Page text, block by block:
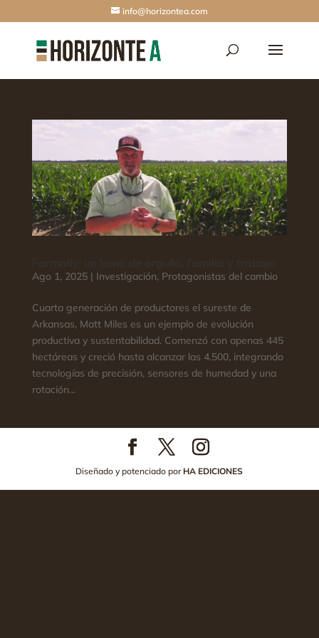
info@horizontea.com
Ago 1, 2025| Investigación, Protagonistas del cambio
Cuarta generación de productores el sureste de
Arkansas, Matt Miles es un ejemplo de evolución
productiva y sustentabilidad. Comenzó con apenas 445
hectáreas y creció hasta alcanzar las 4.500, integrando
tecnologías de precisión, sensores de humedad y una
rotación...
Diseñado y potenciado por HA EDICIONES